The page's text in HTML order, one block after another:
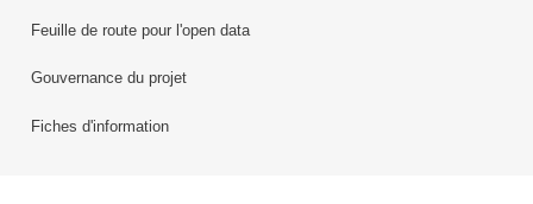
Feuille de route pour l'open data
Gouvernance du projet
Fiches d'information